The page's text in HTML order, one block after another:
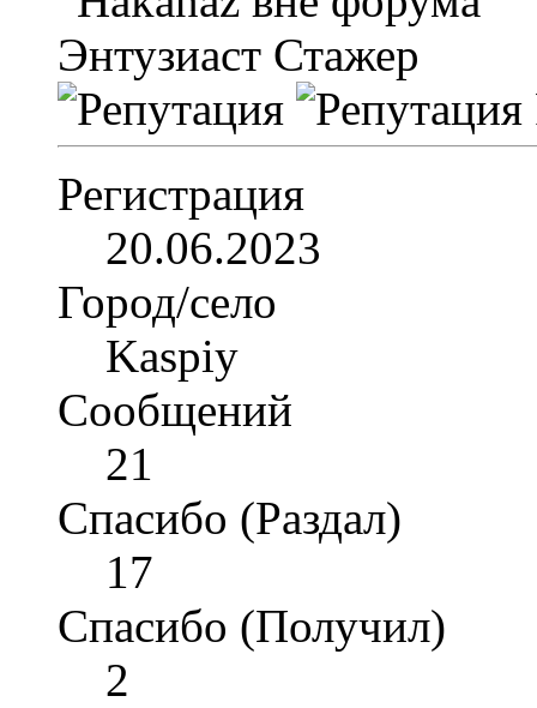
Энтузиаст Стажер
Регистрация
20.06.2023
Город/село
Kaspiy
Сообщений
21
Спасибо (Раздал)
17
Спасибо (Получил)
2